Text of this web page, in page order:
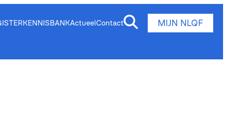
KENNISBANKActueelContact MIJN NLQF